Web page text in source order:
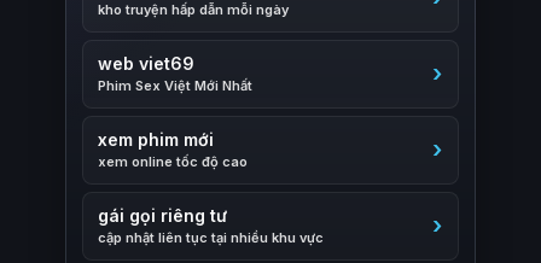
kho truyện hấp dẫn mỗi ngày
web viet69
Phim Sex Việt Mới Nhất
xem phim mới
xem online tốc độ cao
gái gọi riêng tư
cập nhật liên tục tại nhiều khu vực